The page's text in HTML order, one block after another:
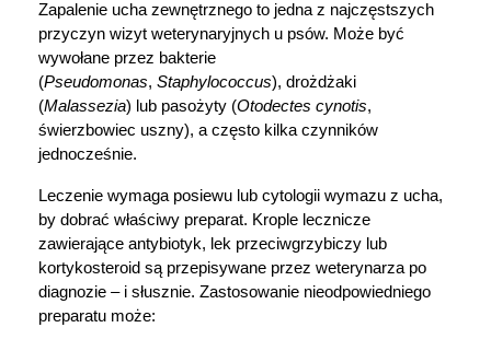
Zapalenie ucha zewnętrznego to jedna z najczęstszych
przyczyn wizyt weterynaryjnych u psów. Może być
wywołane przez bakterie
(Pseudomonas, Staphylococcus), drożdżaki
(Malassezia) lub pasożyty (Otodectes cynotis,
świerzbowiec uszny), a często kilka czynników
jednocześnie.
Leczenie wymaga posiewu lub cytologii wymazu z ucha,
by dobrać właściwy preparat. Krople lecznicze
zawierające antybiotyk, lek przeciwgrzybiczy lub
kortykosteroid są przepisywane przez weterynarza po
diagnozie – i słusznie. Zastosowanie nieodpowiedniego
preparatu może: